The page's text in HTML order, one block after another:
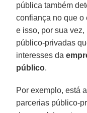
pública também
confiança no que o
e isso, por sua
público-privadas
interesses da
público.
Por exemplo, está
parcerias público-